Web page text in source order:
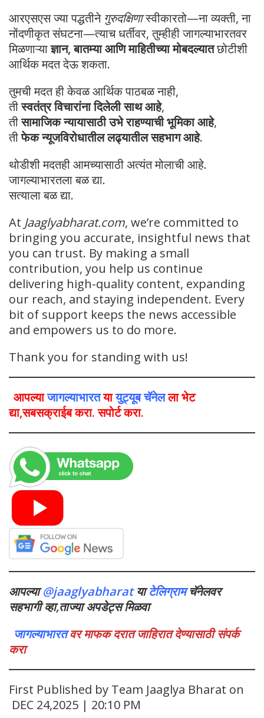
आरएसएस ज्या पद्धतीने गुरुदक्षिणास्वीकारतो—ना व्यक्ती, ना
नोंदणीकृत संघटना—त्याच धर्तीवर, तुम्हीही जागल्याभारतवर
मिळणाऱ्याज्ञान, बातम्या आणि माहितीच्या मोबदल्यातछोटीशी
आर्थिक मदत देऊ शकता.
तुमची मदत ही केवळ आर्थिक पाठबळ नाही,
तीस्वतंत्र विचारांना दिलेली साथ आहे,
तीसामाजिक न्यायासाठी उभे राहण्याची भूमिका आहे,
तीफेक न्यूजविरोधातील लढ्यातील सहभाग आहे.
थोडीशी मदतही आमच्यासाठी अत्यंत मोलाची आहे.
जागल्याभारतला बळ द्या.
सत्याला बळ द्या.
At Jaaglyabharat.com, we’re committed to
bringing you accurate, insightful news that
you can trust. By making a small
contribution, you help us continue
delivering high-quality content, expanding
our reach, and staying independent. Every
bit of support keeps the news accessible
and empowers us to do more.
Thank you for standing with us!
आपल्याजागल्याभारतयायुट्यूब चॅनेलला भेट
द्या,सबसक्राईब करा. सपोर्ट करा.
आपल्या@jaaglyabharatयाटेलिग्रामचॅनेलवर
सहभागी व्हा,ताज्या अपडेट्स मिळवा
जागल्याभारतवर माफक दरात जाहिरात देण्यासाठी संपर्क
करा
First Published by Team Jaaglya Bharat on
DEC 24,2025 | 20:10 PM